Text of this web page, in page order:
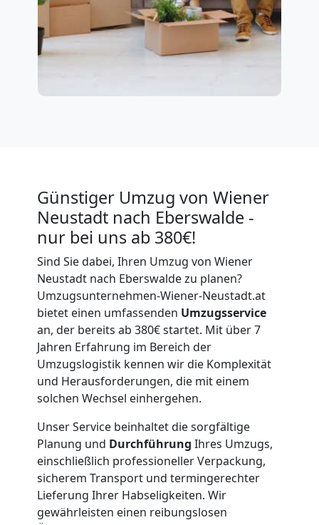
Günstiger Umzug von Wiener
Neustadt nach Eberswalde -
nur bei uns ab 380€!
Sind Sie dabei, Ihren Umzug von Wiener
Neustadt nach Eberswalde zu planen?
Umzugsunternehmen-Wiener-Neustadt.at
bietet einen umfassenden Umzugsservice
an, der bereits ab 380€ startet. Mit über 7
Jahren Erfahrung im Bereich der
Umzugslogistik kennen wir die Komplexität
und Herausforderungen, die mit einem
solchen Wechsel einhergehen.
Unser Service beinhaltet die sorgfältige
Planung und Durchführung Ihres Umzugs,
einschließlich professioneller Verpackung,
sicherem Transport und termingerechter
Lieferung Ihrer Habseligkeiten. Wir
gewährleisten einen reibungslosen